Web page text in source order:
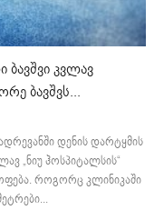
ბავშვი კვლავ
ბავშვს...
დენის დარტყმის
„ნიუ ჰოსპიტალსის“
როგორც კლინიკაში